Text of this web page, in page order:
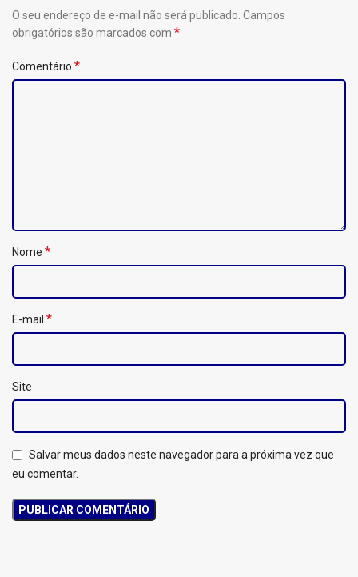
O seu endereço de e-mail não será publicado. Campos
obrigatórios são marcados com *
Comentário *
Nome *
E-mail *
Site
Salvar meus dados neste navegador para a próxima vez que
eu comentar.